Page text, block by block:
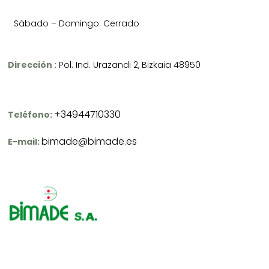
Teléfono: +34944710330
E-mail:bimade@bimade.es
Dirección : Pol. Ind. Urazandi 2, Bizkaia 48950
Sábado – Domingo: Cerrado